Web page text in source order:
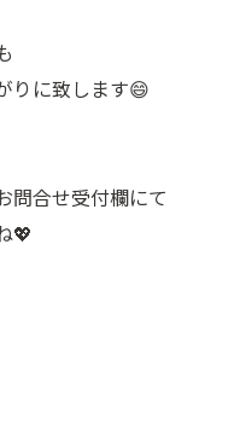
りに致します😄
問合せ受付欄にて
💖